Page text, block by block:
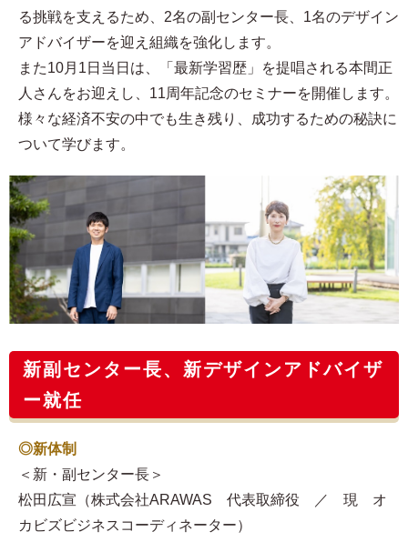
る挑戦を支えるため、2名の副センター長、1名のデザイン
アドバイザーを迎え組織を強化します。
また10月1日当日は、「最新学習歴」を提唱される本間正
人さんをお迎えし、11周年記念のセミナーを開催します。
様々な経済不安の中でも生き残り、成功するための秘訣に
ついて学びます。
新副センター長、新デザインアドバイザ
ー就任
◎新体制
＜新・副センター長＞
松田広宣（株式会社ARAWAS 代表取締役 ／ 現 オ
カビズビジネスコーディネーター）